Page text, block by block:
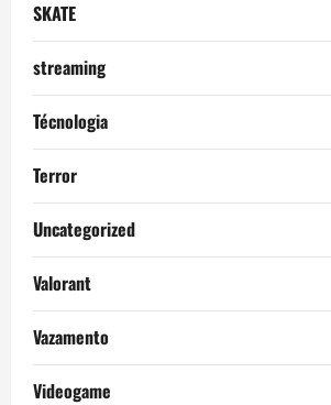
SKATE
streaming
Técnologia
Terror
Uncategorized
Valorant
Vazamento
Videogame